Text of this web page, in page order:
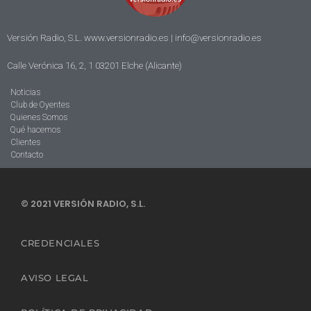
Versión Radio, S.L. www.versionradio.es | info@versionradio.es
Calle Verónica 16, 2, 1 03201 Elche (Alicante)
Noticias
Club de Oyentes
Quienes Somos
Qué hacemos
Clientes
Contacto
© 2021 VERSIÓN RADIO, S.L.
CREDENCIALES
AVISO LEGAL